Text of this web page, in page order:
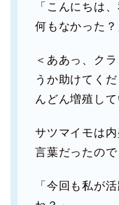
「こんにちは
何もなかった？
＜ああっ、ク
うか助けてく
んどん増殖し
サツマイモは
言葉だったので
「今回も私が